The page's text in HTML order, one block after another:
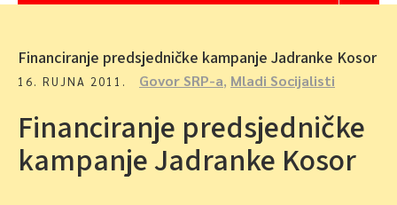
Financiranje predsjedničke kampanje Jadranke Kosor
16. RUJNA 2011. Govor SRP-a, Mladi Socijalisti
Financiranje predsjedničke
kampanje Jadranke Kosor